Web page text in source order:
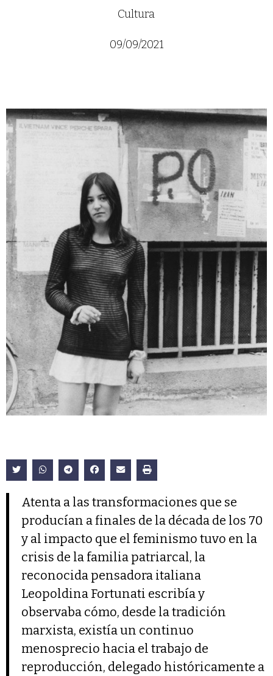
Cultura
09/09/2021
Atenta a las transformaciones que se
producían a finales de la década de los 70
y al impacto que el feminismo tuvo en la
crisis de la familia patriarcal, la
reconocida pensadora italiana
Leopoldina Fortunati escribía y
observaba cómo, desde la tradición
marxista, existía un continuo
menosprecio hacia el trabajo de
reproducción, delegado históricamente a